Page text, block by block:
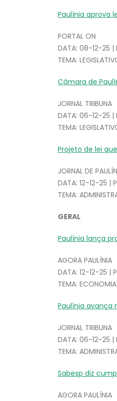
Paulínia aprova
PORTAL ON
DATA: 08-12-25
TEMA:
Câmara de
JORNAL TRIBUNA
DATA: 06-12-25 |
TEMA:
Projeto de lei
JORNAL DE
DATA: 12-12-25 |
TEMA:
GERAL
Paulínia lança
AGORA PAULÍNIA
DATA: 12-12-25 |
TEMA: ECONOMIA
Paulínia avança
JORNAL TRIBUNA
DATA: 06-12-25 |
TEMA:
Sabesp diz
AGORA PAULÍNIA